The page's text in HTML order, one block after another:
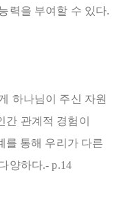
력을 부여할 수 있다.
하나님이 주신 자원
관계적 경험이
를 통해 우리가 다른
양하다.- p.14